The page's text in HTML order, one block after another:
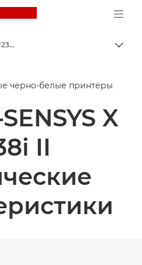
Canon Logo, back to
Продукты и решения для бизнеса
Однофункциональные принтеры - Canon Armenia
Canon i-SENSYS X серии 1238P II - Принтеры для бизнеса
черно-белые принтеры
X
II
breadcrumbs